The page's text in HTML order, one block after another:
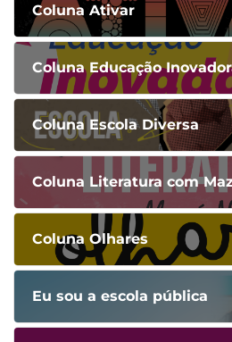
Coluna Ativar
Coluna Educação
Coluna Escola Diversa
Coluna Literatura com
Coluna Olhares
Eu sou a escola pública